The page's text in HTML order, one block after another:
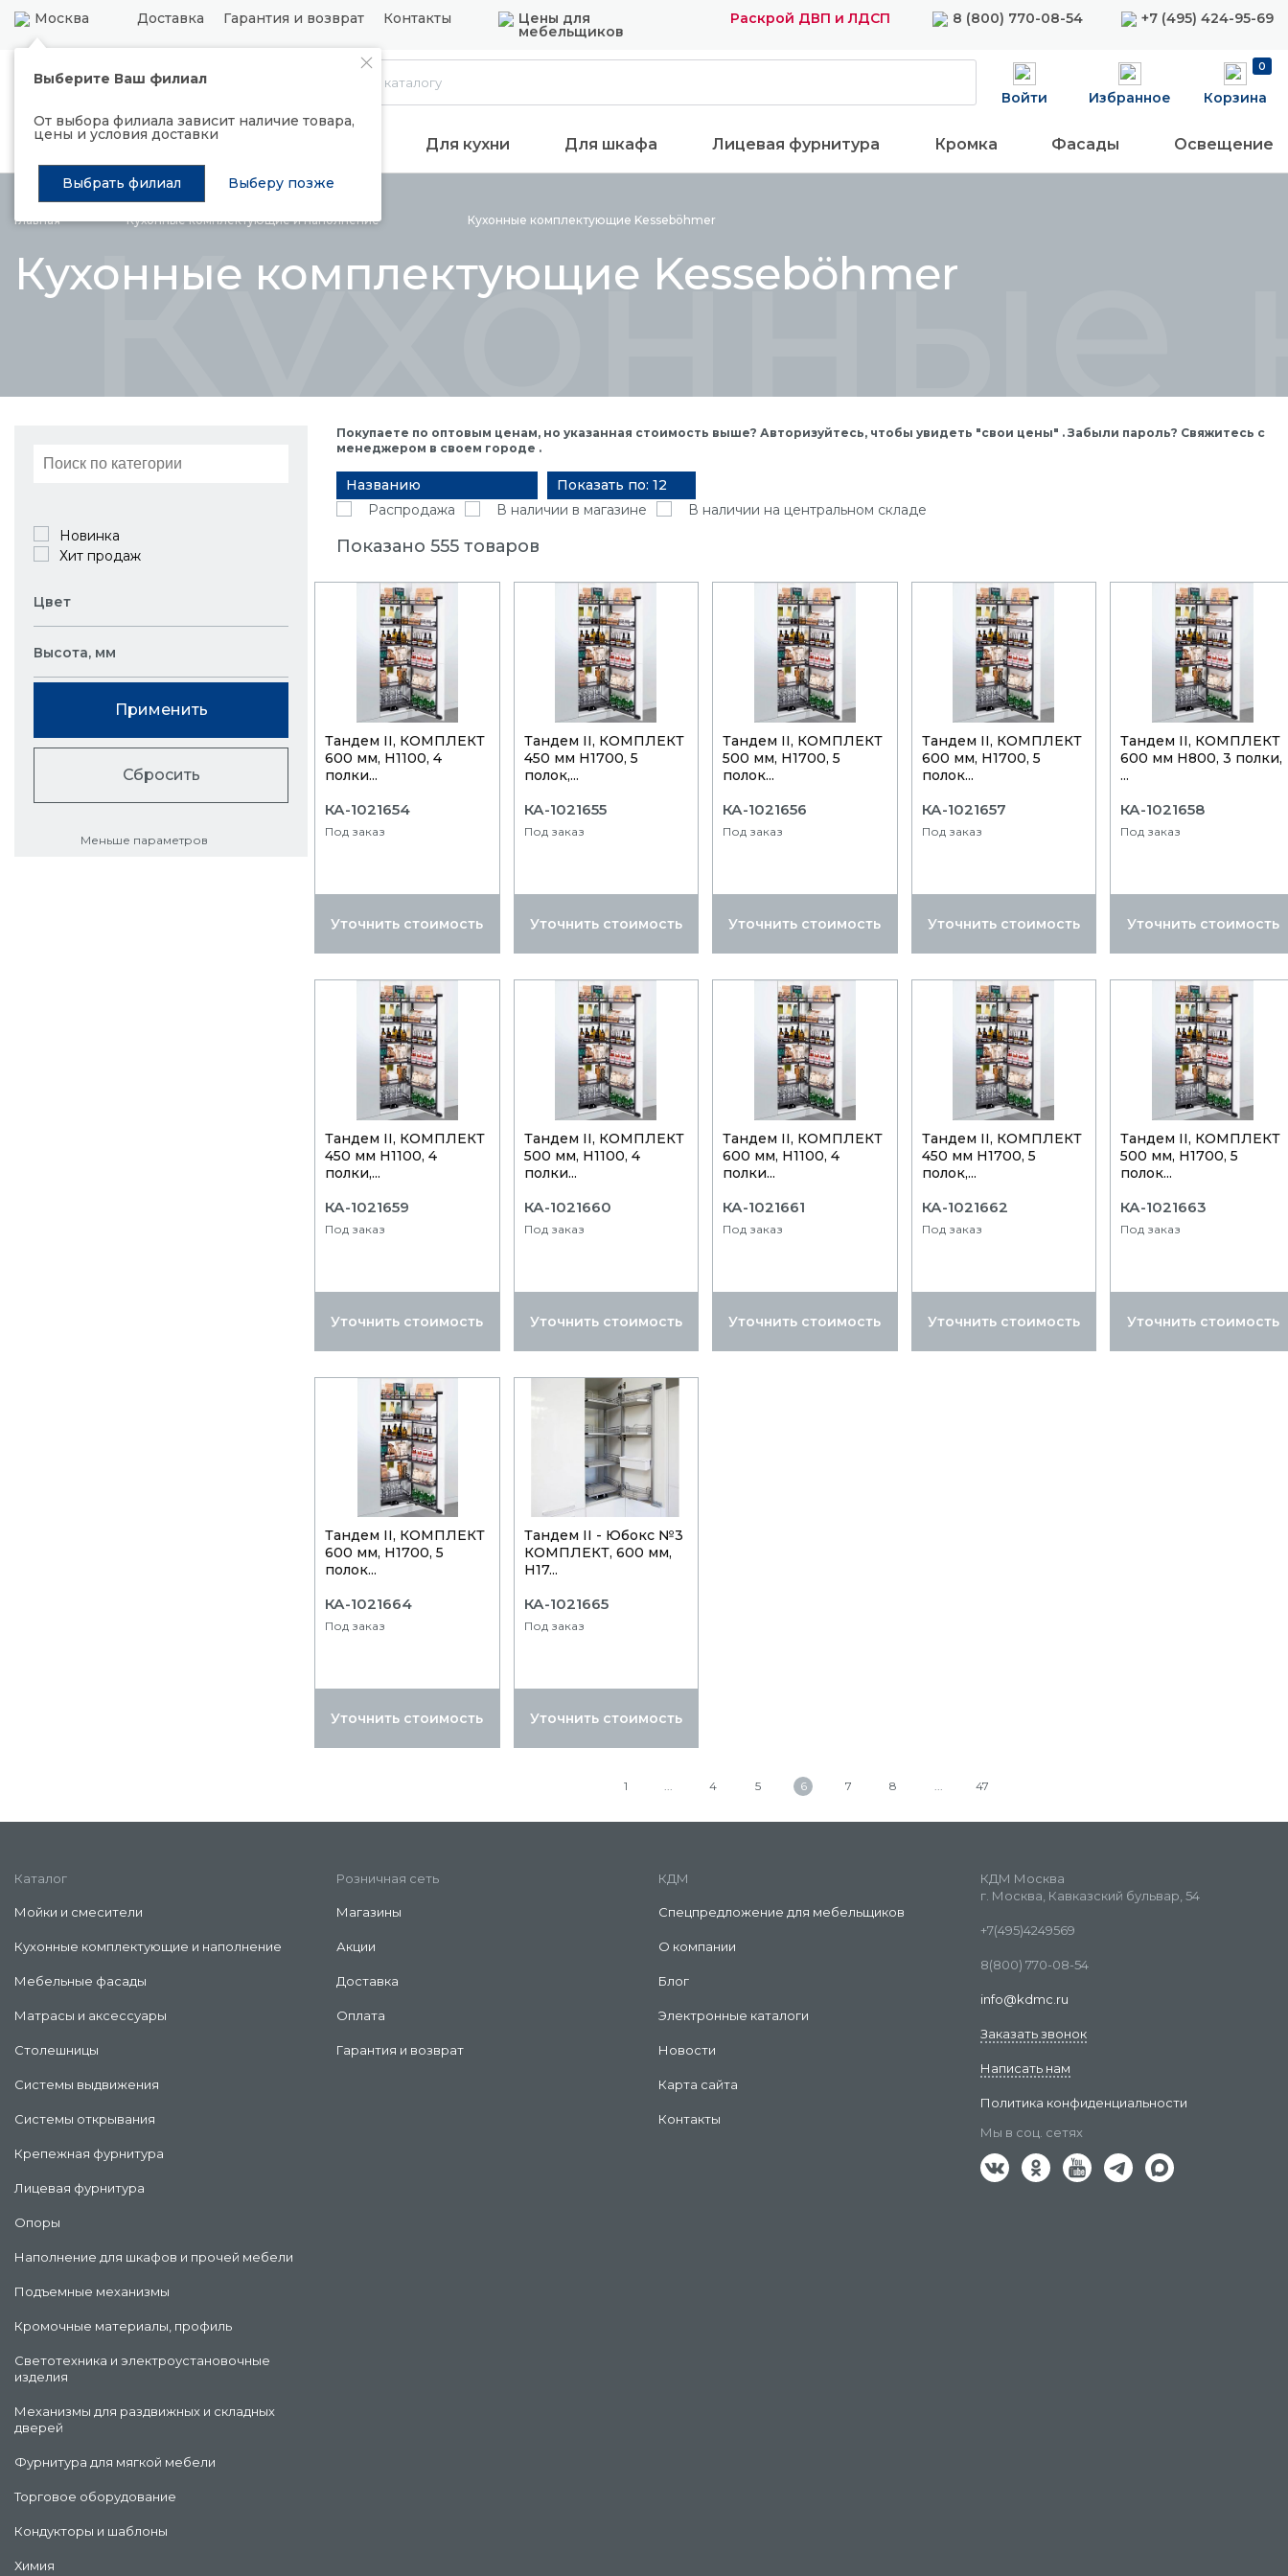
Москва Доставка Гарантия и возврат Контакты Цены для
мебельщиков
Раскрой ДВП и ЛДСП 8 (800) 770-08-54 +7 (495) 424-95-69
Выберите Ваш филиал
От выбора филиала зависит наличие товара,
цены и условия доставки
Выбрать филиал Выберу позже
Каталог
Войти Избранное
0
Корзина
Распродажа Подъемные механизмы Для кухни Для шкафа Лицевая фурнитура Кромка Фасады Освещение
Главная Кухонные комплектующие инаполнение Кухонные комплектующие Kesseböhmer
Кухонные комплектующие Kesseböhmer
Кухонные
Новинка
Хит продаж
Цвет
Высота, мм
Применить
Сбросить
Меньше параметров
Покупаете по оптовым ценам, но указанная стоимость выше? Авторизуйтесь, чтобы увидеть "свои цены" . Забыли пароль? Свяжитесь с
менеджером в своем городе .
Названию
Показать по: 12
Распродажа
В наличии в магазине В наличии на центральном складе
Показано 555 товаров
Тандем II, КОМПЛЕКТ
600 мм, Н1100, 4
полки...
КА-1021654
Под заказ
Уточнить стоимость
Тандем II, КОМПЛЕКТ
450 мм Н1700, 5
полок,...
КА-1021655
Под заказ
Уточнить стоимость
Тандем II, КОМПЛЕКТ
500 мм, Н1700, 5
полок...
КА-1021656
Под заказ
Уточнить стоимость
Тандем II, КОМПЛЕКТ
600 мм, Н1700, 5
полок...
КА-1021657
Под заказ
Уточнить стоимость
Тандем II, КОМПЛЕКТ
600 мм Н800, 3 полки,
...
КА-1021658
Под заказ
Уточнить стоимость
Тандем II, КОМПЛЕКТ
450 мм Н1100, 4
полки,...
КА-1021659
Под заказ
Уточнить стоимость
Тандем II, КОМПЛЕКТ
500 мм, Н1100, 4
полки...
КА-1021660
Под заказ
Уточнить стоимость
Тандем II, КОМПЛЕКТ
600 мм, Н1100, 4
полки...
КА-1021661
Под заказ
Уточнить стоимость
Тандем II, КОМПЛЕКТ
450 мм Н1700, 5
полок,...
КА-1021662
Под заказ
Уточнить стоимость
Тандем II, КОМПЛЕКТ
500 мм, Н1700, 5
полок...
КА-1021663
Под заказ
Уточнить стоимость
Тандем II, КОМПЛЕКТ
600 мм, Н1700, 5
полок...
КА-1021664
Под заказ
Уточнить стоимость
Тандем II - Юбокс №3
КОМПЛЕКТ, 600 мм,
Н17...
КА-1021665
Под заказ
Уточнить стоимость
1 4 5 6 7 8 47
Каталог
Мойки и смесители
Кухонные комплектующие и наполнение
Мебельные фасады
Матрасы и аксессуары
Столешницы
Системы выдвижения
Системы открывания
Крепежная фурнитура
Лицевая фурнитура
Опоры
Наполнение для шкафов и прочей мебели
Подъемные механизмы
Кромочные материалы, профиль
Светотехника и электроустановочные
изделия
Механизмы для раздвижных и складных
дверей
Фурнитура для мягкой мебели
Торговое оборудование
Кондукторы и шаблоны
Химия
Розничная сеть
Магазины
Акции
Доставка
Оплата
Гарантия и возврат
КДМ
Спецпредложение для мебельщиков
О компании
Блог
Электронные каталоги
Новости
Карта сайта
Контакты
КДМ Москва
г. Москва, Кавказский бульвар, 54
+7(495)4249569
8(800) 770-08-54
info@kdmc.ru
Заказать звонок
Написать нам
Политика конфиденциальности
Мы в соц. сетях